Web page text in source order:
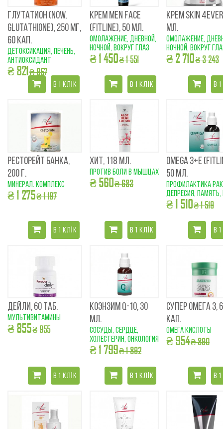
ГЛУТАТИОН (NOW,
GLUTATHIONE), 250 МГ,
60 КАП.
детоксикация, печень,
антиоксидант
₴ 821 ₴ 957
В 1 КЛІК
КРЕМ MEN FACE
(FITLINE), 50 МЛ.
Омолажение, дневной,
ночной, вокруг глаз
₴ 1 450₴ 1 551
В 1 КЛІК
КРЕМ SKIN
МЛ.
Омолажение,
ночной, вокруг
₴ 2 710₴ 3 243
В
РЕСТОРЕЙТ БАНКА,
200 Г.
минерал. комплекс
₴ 1 275₴ 1 197
В 1 КЛІК
ХИТ, 118 МЛ.
против боли в мышцах
₴ 560₴ 683
В 1 КЛІК
OMEGA 3+E
50 МЛ.
профилактика
депресия,
₴ 1 510₴ 1 519
В
ДЕЙЛИ, 60 ТАБ.
мультивитамины
₴ 855₴ 955
В 1 КЛІК
КОЭНЗИМ Q-10, 30
МЛ.
cосуды, сердце,
холестерин, онкология
₴ 1 799₴ 1 892
В 1 КЛІК
СУПЕР ОМЕГА 3,
КАП.
омега кислоты
₴ 954₴ 890
В